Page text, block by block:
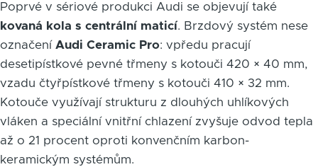
Poprvé v sériové produkci Audi se objevují také
kovaná kola s centrální maticí. Brzdový systém nese
označení Audi Ceramic Pro: vpředu pracují
desetipístkové pevné třmeny s kotouči 420 × 40 mm,
vzadu čtyřpístkové třmeny s kotouči 410 × 32 mm.
Kotouče využívají strukturu z dlouhých uhlíkových
vláken a speciální vnitřní chlazení zvyšuje odvod tepla
až o 21 procent oproti konvenčním karbon-
keramickým systémům.